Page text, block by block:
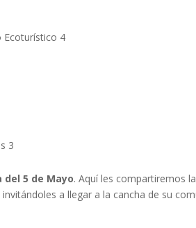
Ecoturístico 4
3
5 de Mayo. Aquí les compartiremos
a llegar a la cancha de su